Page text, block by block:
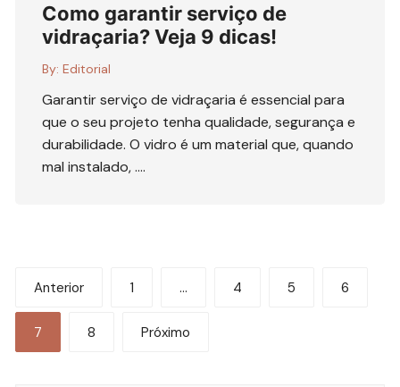
Como garantir serviço de
vidraçaria? Veja 9 dicas!
By: Editorial
Garantir serviço de vidraçaria é essencial para
que o seu projeto tenha qualidade, segurança e
durabilidade. O vidro é um material que, quando
mal instalado, ….
Paginação
de
posts
Anterior 1 … 4 5 6
7 8 Próximo